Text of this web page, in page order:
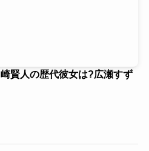
賢人の歴代彼女は?広瀬すず